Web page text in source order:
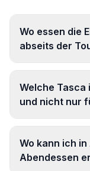
Wo essen die
abseits der
Velha Gaiteira
Welche
und nicht nur
Tasca do Sr.
Wo kann ich
Abendessen